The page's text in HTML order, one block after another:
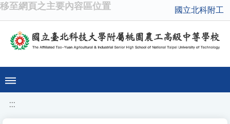
移至網頁之主要內容區位置 國立北科附工
:::